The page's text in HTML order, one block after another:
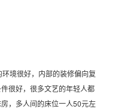
境很好，内部的装修偏向复
很好，很多文艺的年轻人都
，多人间的床位一人50元左